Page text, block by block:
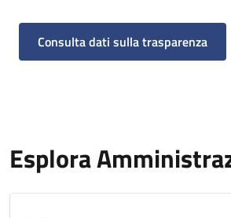
Consulta dati sulla trasparenza
Esplora